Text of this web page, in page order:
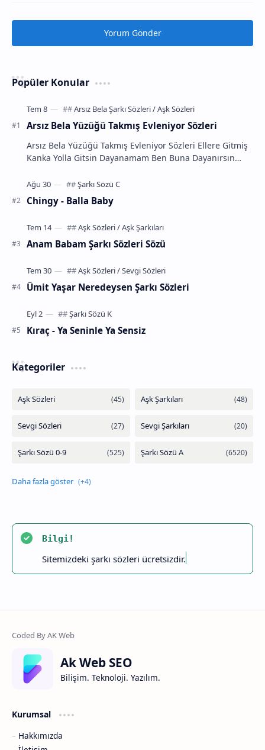
Yorum Gönder
Popüler Konular
Arsız Bela Yüzüğü Takmış Evleniyor Sözleri
Arsız Bela Yüzüğü Takmış Evleniyor Sözleri Ellere Gitmiş
Kanka Yolla Gitsin Dayanamam Ben Buna Dayanırsın
Chingy - Balla Baby
Anam Babam Şarkı Sözleri Sözü
Ümit Yaşar Neredeysen Şarkı Sözleri
Kıraç - Ya Seninle Ya Sensiz
Kategoriler
Bilgi!
Sitemizdeki şarkı sözleri ücretsizdir.
Ak Web SEO
Bilişim. Teknoloji. Yazılım.
Kurumsal
Hakkımızda